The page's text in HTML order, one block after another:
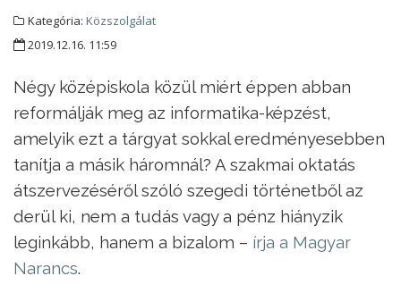
Kategória: Közszolgálat
2019.12.16. 11:59
Négy középiskola közül miért éppen abban
reformálják meg az informatika-képzést,
amelyik ezt a tárgyat sokkal eredményesebben
tanítja a másik háromnál? A szakmai oktatás
átszervezéséről szóló szegedi történetből az
derül ki, nem a tudás vagy a pénz hiányzik
leginkább, hanem a bizalom – írja a Magyar
Narancs.